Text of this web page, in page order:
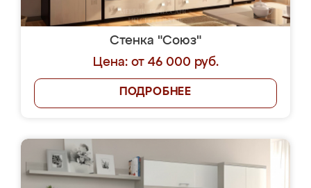
Стенка "Союз"
Цена: от 46 000 руб.
ПОДРОБНЕЕ